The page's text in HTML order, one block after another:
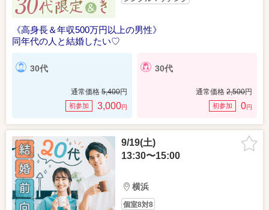
《高身長＆年収500万円以上の男性》
同年代の人と結婚したい♡
30代
通常価格 5,400円
初参加 3,000円
30代
通常価格 2,500円
初参加 0円
9/19(土)
13:30〜15:00
横浜
個室8対8